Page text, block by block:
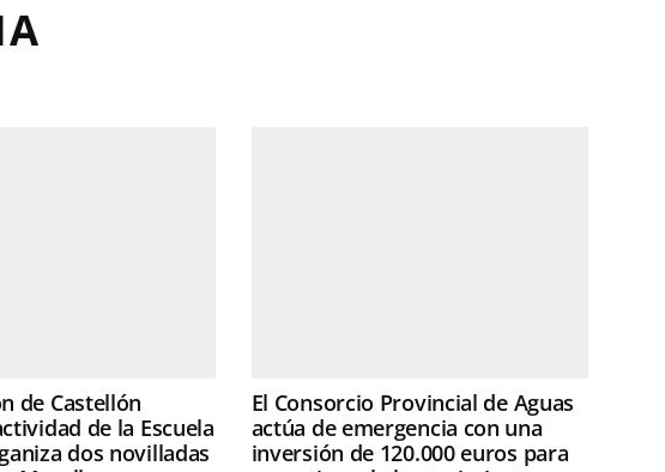
de Castellón
de la Escuela
dos novilladas
El Consorcio Provincial de Aguas
actúa de emergencia con una
inversión de 120.000 euros para